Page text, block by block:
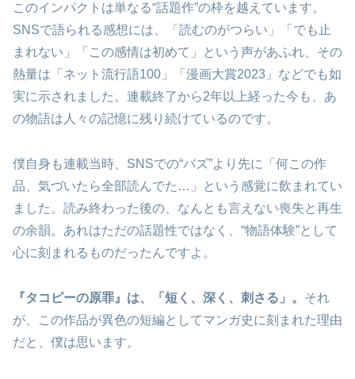
このインパクトは単なる“話題作”の枠を越えています。
SNSで語られる感想には、「読むのがつらい」「でも止
まれない」「この感情は初めて」という声があふれ、その
熱量は「ネット流行語100」「漫画大賞2023」などでも如
実に示されました。連載終了から2年以上経った今も、あ
の物語は人々の記憶に残り続けているのです。
僕自身も連載当時、SNSでの“バズ”より先に「何この作
品、気づいたら全部読んでた…」という感覚に飲まれてい
ました。読み終わった後の、なんとも言えない喪失と再生
の余韻。あれはただの話題性ではなく、“物語体験”として
心に刻まれるものだったんですよ。
『タコピーの原罪』は、「短く、深く、刺さる」。 それ
が、この作品が異色の短編としてマンガ史に刻まれた理由
だと、僕は思います。